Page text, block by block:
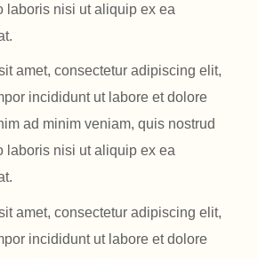
laboris nisi ut aliquip ex ea
amet, consectetur adipiscing elit,
incididunt ut labore et dolore
ad minim veniam, quis nostrud
laboris nisi ut aliquip ex ea
amet, consectetur adipiscing elit,
incididunt ut labore et dolore